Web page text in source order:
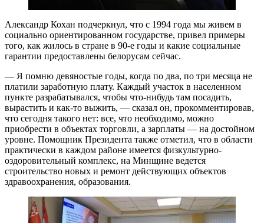
Александр Кохан подчеркнул, что с 1994 года мы живем в
социально ориентированном государстве, привел примеры
того, как жилось в стране в 90-е годы и какие социальные
гарантии предоставлены белорусам сейчас.
— Я помню девяностые годы, когда по два, по три месяца не
платили заработную плату. Каждый участок в населенном
пункте разрабатывался, чтобы что-нибудь там посадить,
вырастить и как-то выжить, — сказал он, прокомментировав,
что сегодня такого нет: все, что необходимо, можно
приобрести в объектах торговли, а зарплаты — на достойном
уровне. Помощник Президента также отметил, что в области
практически в каждом районе имеется физкультурно-
оздоровительный комплекс, на Минщине ведется
строительство новых и ремонт действующих объектов
здравоохранения, образования.